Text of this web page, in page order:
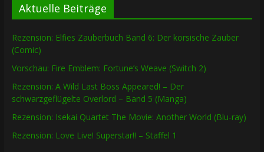
Aktuelle Beiträge
Rezension: Elfies Zauberbuch Band 6: Der korsische Zauber
(Comic)
Vorschau: Fire Emblem: Fortune’s Weave (Switch 2)
Rezension: A Wild Last Boss Appeared! – Der
schwarzgeflügelte Overlord – Band 5 (Manga)
Rezension: Isekai Quartet The Movie: Another World (Blu-ray)
Rezension: Love Live! Superstar!! – Staffel 1